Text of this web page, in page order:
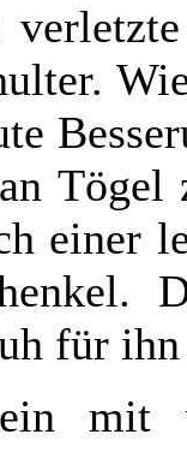
Tögel
einer
für
mit